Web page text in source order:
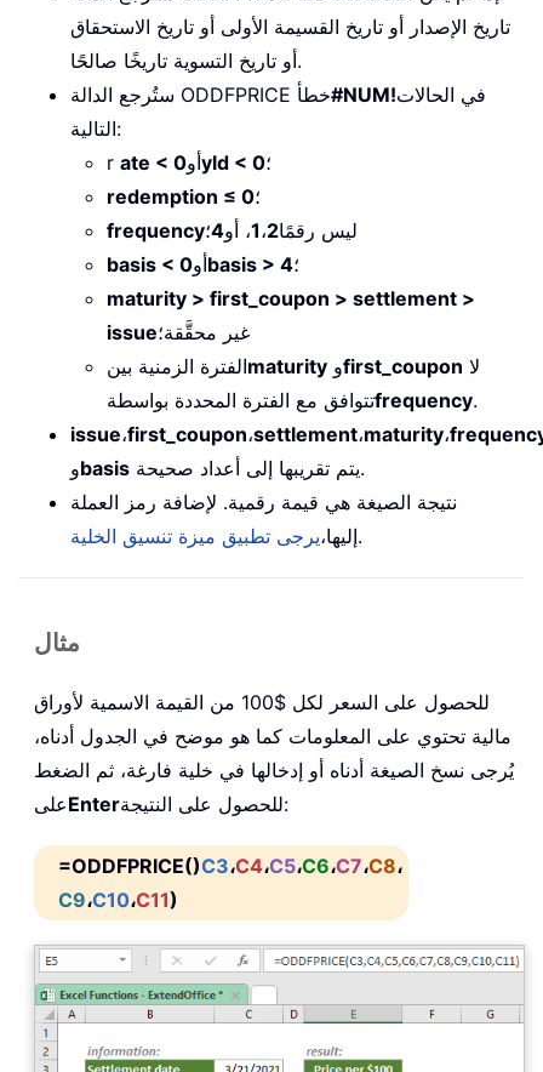
تاريخ الإصدار أو تاريخ القسيمة الأولى أو تاريخ الاستحقاق
أو تاريخ التسوية تاريخًا صالحًا.
ستُرجع الدالة ODDFPRICE خطأ#NUM!في الحالات
التالية:
r ate < 0أوyld < 0؛
redemption ≤ 0؛
frequency
ليس رقمًا 1،2 ، أو4؛
basis < 0أوbasis > 4؛
maturity > first_coupon > settlement >
issueغير محقَّقة؛
الفترة الزمنية بينmaturity وfirst_coupon
تتوافق مع الفترة المحددة بواسطةfrequency.
issue،first_coupon،settlement،maturity،
وbasis
يتم تقريبها إلى أعداد صحيحة.
نتيجة الصيغة هي قيمة رقمية. لإضافة رمز العملة
إليها،يرجى تطبيق ميزة تنسيق الخلية .
مثال
للحصول على السعر لكل $100 من القيمة الاسمية لأوراق
مالية تحتوي على المعلومات كما هو موضح في الجدول أدناه،
يُرجى نسخ الصيغة أدناه أو إدخالها في خلية فارغة، ثم الضغط
علىEnter للحصول على النتيجة:
=ODDFPRICE()C3،C4،C5،C6،C7،C8،
C9،C10،C11)